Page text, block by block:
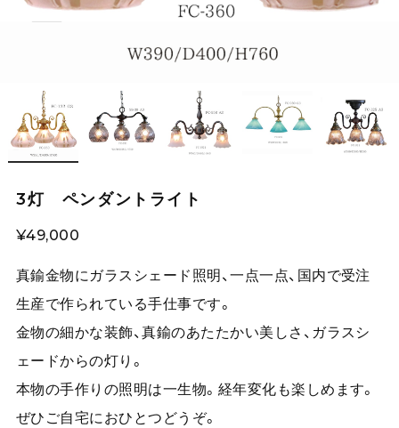
3灯 ペンダントライト
¥49,000
真鍮金物にガラスシェード照明、一点一点、国内で受注
生産で作られている手仕事です。
金物の細かな装飾、真鍮のあたたかい美しさ、ガラスシ
ェードからの灯り。
本物の手作りの照明は一生物。経年変化も楽しめます。
ぜひご自宅におひとつどうぞ。